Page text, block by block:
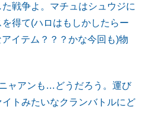
戦争よ。マチュはシュウジに
得て(ハロはもしかしたらー
イテム？？？かな今回も)物
ャアンも…どうだろう。運び
トみたいなクランバトルにど